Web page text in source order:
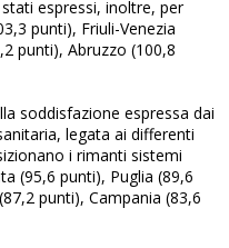
espressi, inoltre, per
punti), Friuli-Venezia
punti), Abruzzo (100,8
soddisfazione espressa dai
legata ai differenti
i rimanti sistemi
(95,6 punti), Puglia (89,6
punti), Campania (83,6